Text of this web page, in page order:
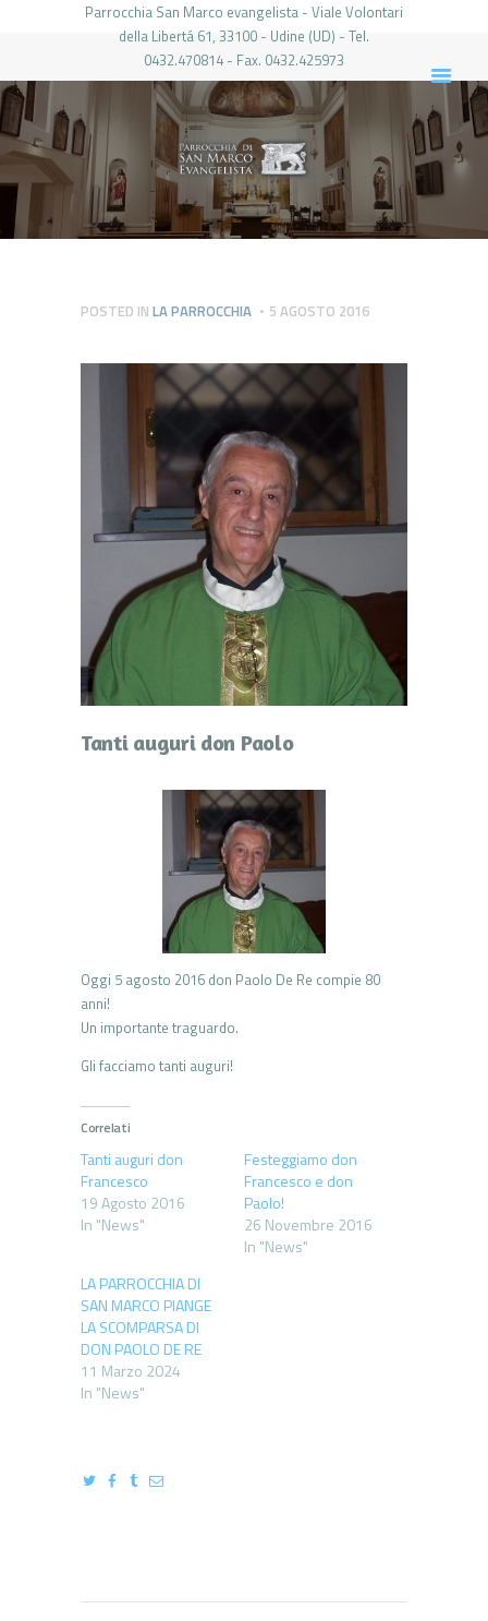
Parrocchia San Marco evangelista - Viale Volontari
della Libertá 61, 33100 - Udine (UD) - Tel.
0432.470814 - Fax. 0432.425973
PARROCCHIA DI SAN MARCO UDINE
HOME
LA PARROCCHIA
IL PARROCO
LE ATTIVITÀ
PIERABECH
CONTATTI
POSTED IN LA PARROCCHIA 5 AGOSTO 2016
Tanti auguri don Paolo
Oggi 5 agosto 2016 don Paolo De Re compie 80
anni!
Un importante traguardo.
Gli facciamo tanti auguri!
Correlati
Tanti auguri don
Francesco
19 Agosto 2016
In "News"
Festeggiamo don
Francesco e don
Paolo!
26 Novembre 2016
In "News"
LA PARROCCHIA DI
SAN MARCO PIANGE
LA SCOMPARSA DI
DON PAOLO DE RE
11 Marzo 2024
In "News"